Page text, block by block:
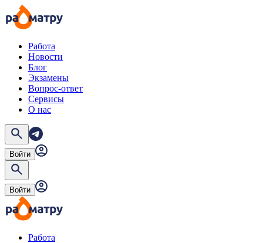
Работа
Новости
Блог
Экзамены
Вопрос-ответ
Сервисы
О нас
Войти
Войти
Работа